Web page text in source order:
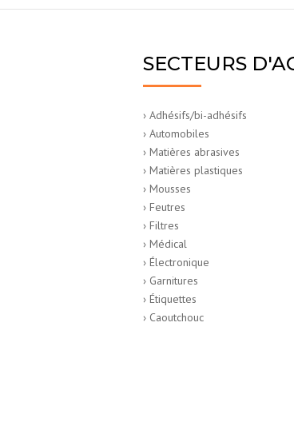
SECTEURS
› Adhésifs/bi-adhésifs
› Automobiles
› Matières abrasives
› Matières plastiques
› Mousses
› Feutres
› Filtres
› Médical
› Électronique
› Garnitures
› Étiquettes
› Caoutchouc